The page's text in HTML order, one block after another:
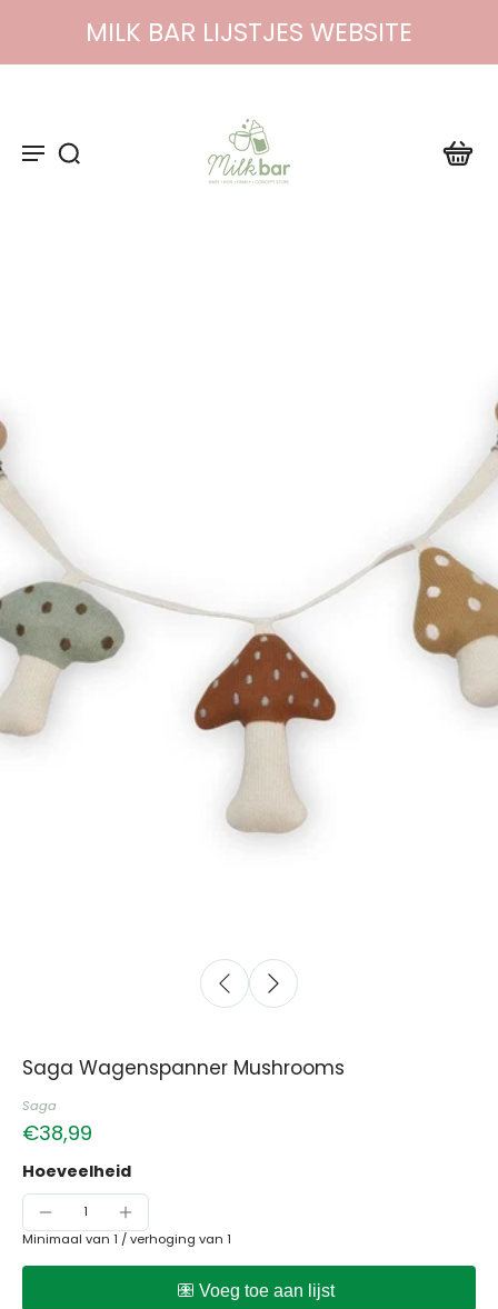
MILK BAR LIJSTJES WEBSITE
Saga Wagenspanner Mushrooms
Saga
€38,99
Hoeveelheid
Minimaal van 1 /verhoging van 1